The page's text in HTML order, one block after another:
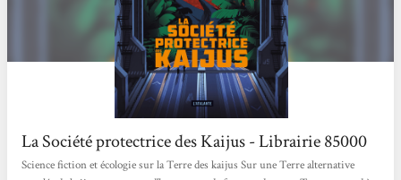
La Société protectrice des Kaijus - Librairie 85000
Science fiction et écologie sur la Terre des kaijus Sur une Terre alternative